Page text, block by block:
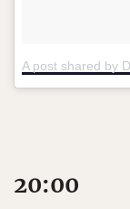
A post shared by
20:00